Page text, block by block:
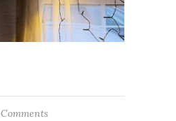
Comments